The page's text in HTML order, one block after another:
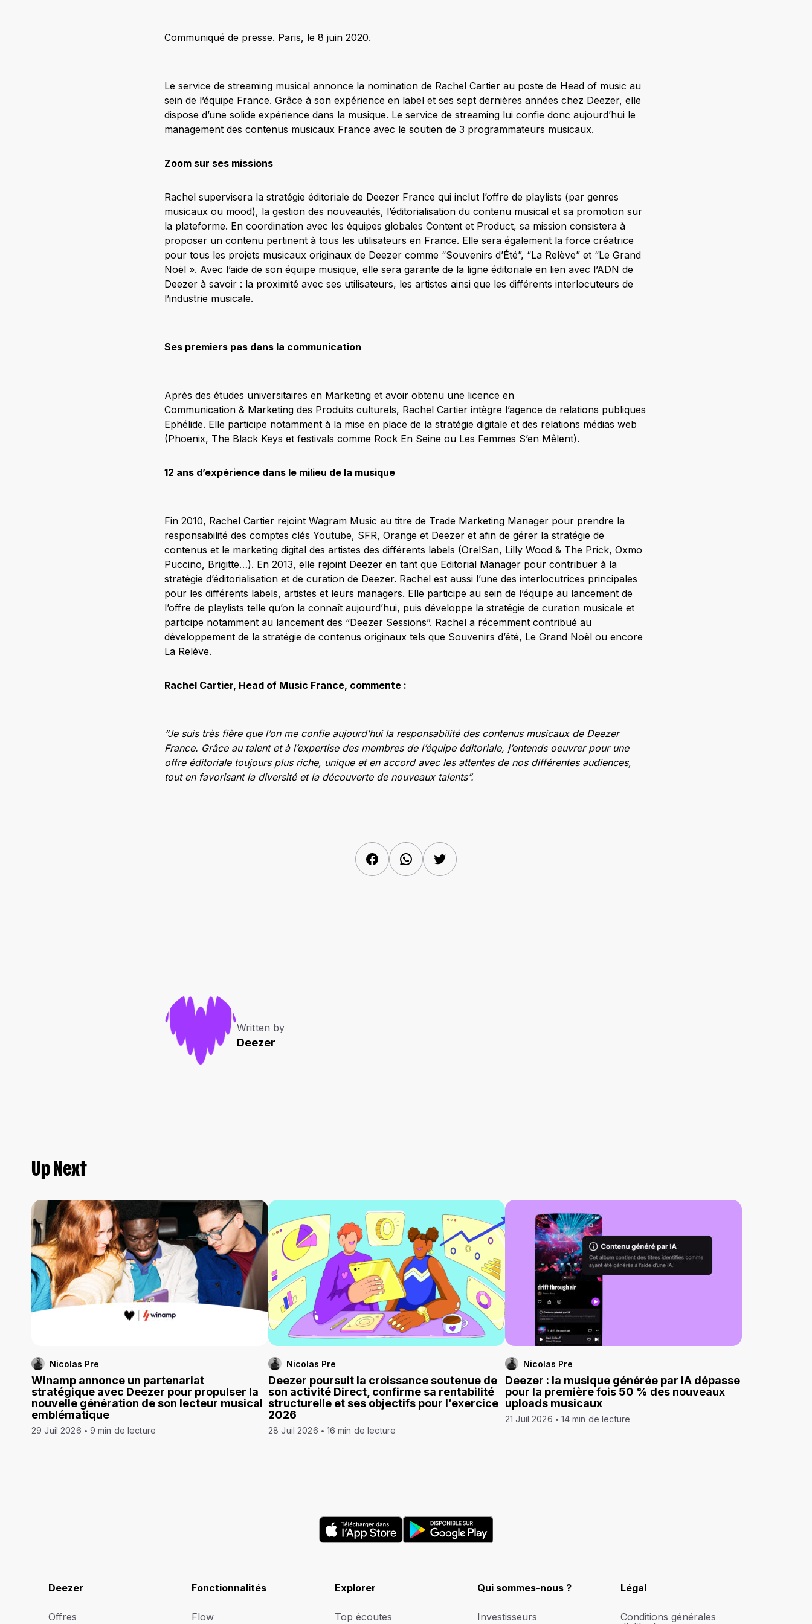
Communiqué de presse. Paris, le 8 juin 2020.
Le service de streaming musical annonce la nomination de Rachel Cartier au poste de Head of music au
sein de l’équipe France. Grâce à son expérience en label et ses sept dernières années chez Deezer, elle
dispose d’une solide expérience dans la musique. Le service de streaming lui confie donc aujourd’hui le
management des contenus musicaux France avec le soutien de 3 programmateurs musicaux.
Zoom sur ses missions
Rachel supervisera la stratégie éditoriale de Deezer France qui inclut l’offre de playlists (par genres
musicaux ou mood), la gestion des nouveautés, l’éditorialisation du contenu musical et sa promotion sur
la plateforme. En coordination avec les équipes globales Content et Product, sa mission consistera à
proposer un contenu pertinent à tous les utilisateurs en France. Elle sera également la force créatrice
pour tous les projets musicaux originaux de Deezer comme “Souvenirs d’Été”, “La Relève” et “Le Grand
Noël ». Avec l’aide de son équipe musique, elle sera garante de la ligne éditoriale en lien avec l’ADN de
Deezer à savoir : la proximité avec ses utilisateurs, les artistes ainsi que les différents interlocuteurs de
l’industrie musicale.
Ses premiers pas dans la communication
Après des études universitaires en Marketing et avoir obtenu une licence en
Communication & Marketing des Produits culturels, Rachel Cartier intègre l’agence de relations publiques
Ephélide. Elle participe notamment à la mise en place de la stratégie digitale et des relations médias web
(Phoenix, The Black Keys et festivals comme Rock En Seine ou Les Femmes S’en Mêlent).
12 ans d’expérience dans le milieu de la musique
Fin 2010, Rachel Cartier rejoint Wagram Music au titre de Trade Marketing Manager pour prendre la
responsabilité des comptes clés Youtube, SFR, Orange et Deezer et afin de gérer la stratégie de
contenus et le marketing digital des artistes des différents labels (OrelSan, Lilly Wood & The Prick, Oxmo
Puccino, Brigitte…). En 2013, elle rejoint Deezer en tant que Editorial Manager pour contribuer à la
stratégie d’éditorialisation et de curation de Deezer. Rachel est aussi l’une des interlocutrices principales
pour les différents labels, artistes et leurs managers. Elle participe au sein de l’équipe au lancement de
l’offre de playlists telle qu’on la connaît aujourd’hui, puis développe la stratégie de curation musicale et
participe notamment au lancement des “Deezer Sessions”. Rachel a récemment contribué au
développement de la stratégie de contenus originaux tels que Souvenirs d’été, Le Grand Noël ou encore
La Relève.
Rachel Cartier, Head of Music France, commente :
“Je suis très fière que l’on me confie aujourd’hui la responsabilité des contenus musicaux de Deezer
France. Grâce au talent et à l’expertise des membres de l’équipe éditoriale, j’entends oeuvrer pour une
offre éditoriale toujours plus riche, unique et en accord avec les attentes de nos différentes audiences,
tout en favorisant la diversité et la découverte de nouveaux talents”.
FacebookWhatsAppTwitter
Written by
Deezer
Up Next
Nicolas Pre
Winamp annonce un partenariat
stratégique avec Deezer pour propulser la
nouvelle génération de son lecteur musical
emblématique
29 Juil 2026 9 min de lecture
Nicolas Pre
Deezer poursuit la croissance soutenue de
son activité Direct, confirme sa rentabilité
structurelle et ses objectifs pour l’exercice
2026
28 Juil 2026 16 min de lecture
Nicolas Pre
Deezer : la musique générée par IA dépasse
pour la première fois 50 % des nouveaux
uploads musicaux
21 Juil 2026 14 min de lecture
Deezer
Offres
Fonctionnalités
Flow
Explorer
Top écoutes
Qui sommes-nous ?
Investisseurs
Légal
Conditions générales